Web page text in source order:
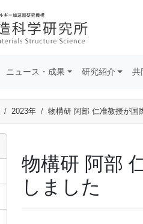
ニュース・成果 研究紹介 共
2023年 物構研 阿部 仁准教授が国
物構研 阿部
しました